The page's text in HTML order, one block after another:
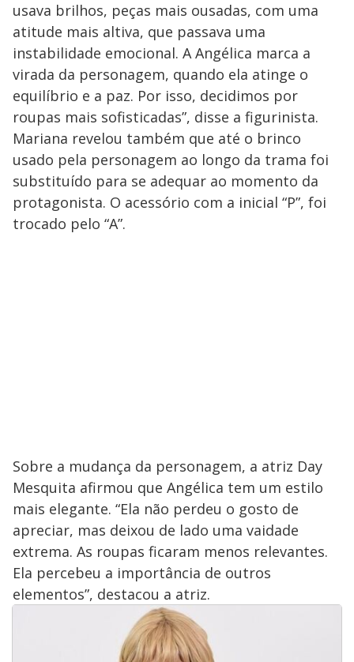
usava brilhos, peças mais ousadas, com uma
atitude mais altiva, que passava uma
instabilidade emocional. A Angélica marca a
virada da personagem, quando ela atinge o
equilíbrio e a paz. Por isso, decidimos por
roupas mais sofisticadas”, disse a figurinista.
Mariana revelou também que até o brinco
usado pela personagem ao longo da trama foi
substituído para se adequar ao momento da
protagonista. O acessório com a inicial “P”, foi
trocado pelo “A”.
Sobre a mudança da personagem, a atriz Day
Mesquita afirmou que Angélica tem um estilo
mais elegante. “Ela não perdeu o gosto de
apreciar, mas deixou de lado uma vaidade
extrema. As roupas ficaram menos relevantes.
Ela percebeu a importância de outros
elementos”, destacou a atriz.